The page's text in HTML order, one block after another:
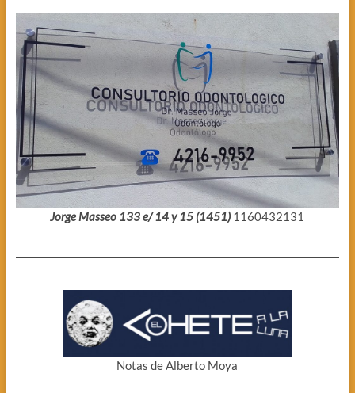
Jorge Masseo 133 e/ 14 y 15 (1451) 1160432131
Notas de Alberto Moya